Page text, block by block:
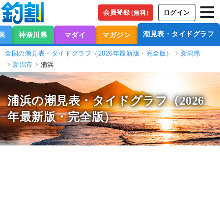
会員登録（無料） ログイン
神奈川県 マダイ マガジン 潮見表・タイドグラフ
全国の潮見表・タイドグラフ（2026年最新版・完全版）
新潟県
新潟市
浦浜
浦浜の潮見表・タイドグラフ（2026
年最新版・完全版）